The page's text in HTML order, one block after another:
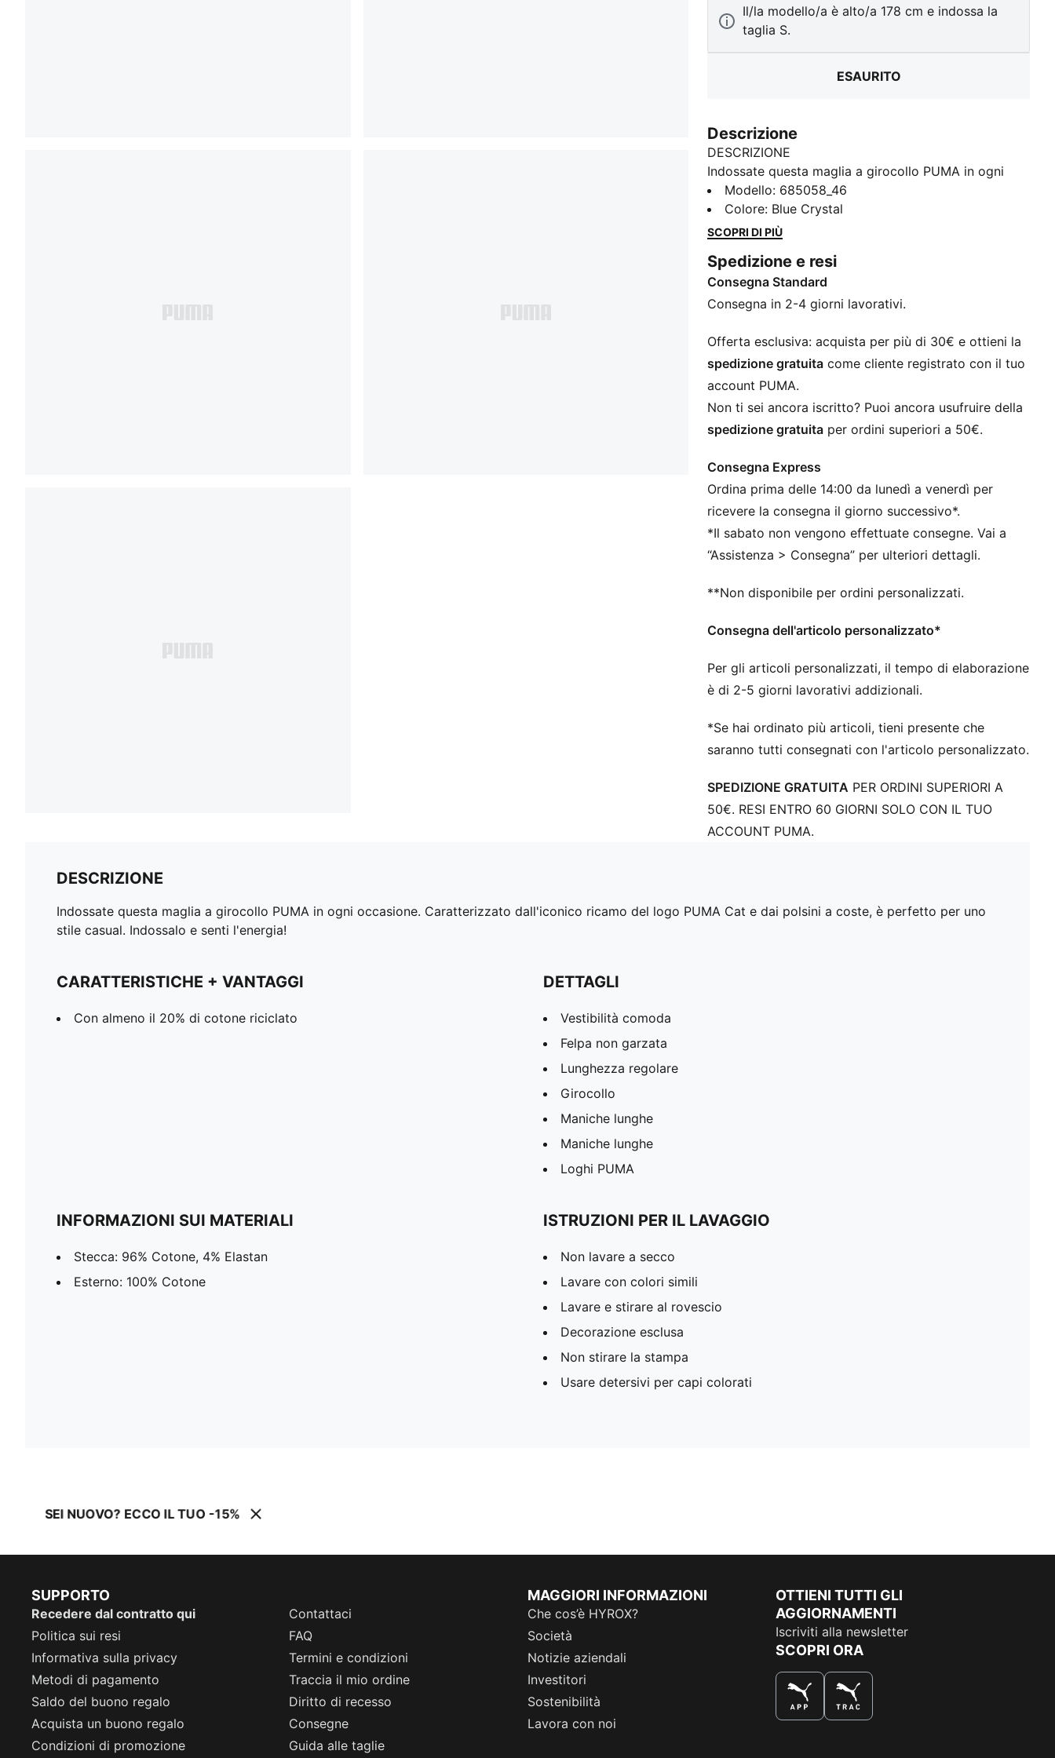
Il/la modello/a è alto/a 178 cm e indossa la
taglia S.
ESAURITO
Descrizione
DESCRIZIONE
Indossate questa maglia a girocollo PUMA in ogni
occasione. Caratterizzato dall'iconico ricamo del
logo PUMA Cat e dai polsini a coste, è perfetto per
uno stile casual. Indossalo e senti l'energia!
Con almeno il 20% di cotone riciclato
DETTAGLI
Vestibilità comoda
Lunghezza regolare
Girocollo
Maniche lunghe
Loghi PUMA
Modello: 685058_46
Colore: Blue Crystal
SCOPRI DI PIÙ
Spedizione e resi
Consegna Standard
Consegna in 2-4 giorni lavorativi.
Offerta esclusiva: acquista per più di 30€ e ottieni la
spedizione gratuita come cliente registrato con il tuo
account PUMA.
Non ti sei ancora iscritto? Puoi ancora usufruire della
spedizione gratuita per ordini superiori a 50€.
Consegna Express
Ordina prima delle 14:00 da lunedì a venerdì per
ricevere la consegna il giorno successivo*.
*Il sabato non vengono effettuate consegne. Vai a
“Assistenza > Consegna” per ulteriori dettagli.
**Non disponibile per ordini personalizzati.
Consegna dell'articolo personalizzato*
Per gli articoli personalizzati, il tempo di elaborazione
è di 2-5 giorni lavorativi addizionali.
*Se hai ordinato più articoli, tieni presente che
saranno tutti consegnati con l'articolo personalizzato.
SPEDIZIONE GRATUITA PER ORDINI SUPERIORI A
50€. RESI ENTRO 60 GIORNI SOLO CON IL TUO
ACCOUNT PUMA.
DESCRIZIONE
Indossate questa maglia a girocollo PUMA in ogni occasione. Caratterizzato dall'iconico ricamo del logo PUMA Cat e dai polsini a coste, è perfetto per uno
stile casual. Indossalo e senti l'energia!
CARATTERISTICHE + VANTAGGI
Con almeno il 20% di cotone riciclato
DETTAGLI
Vestibilità comoda
Felpa non garzata
Lunghezza regolare
Girocollo
Maniche lunghe
Maniche lunghe
Loghi PUMA
INFORMAZIONI SUI MATERIALI
Stecca: 96% Cotone, 4% Elastan
Esterno: 100% Cotone
ISTRUZIONI PER IL LAVAGGIO
Non lavare a secco
Lavare con colori simili
Lavare e stirare al rovescio
Decorazione esclusa
Non stirare la stampa
Usare detersivi per capi colorati
SEI NUOVO? ECCO IL TUO -15%
SUPPORTO
Recedere dal contratto qui
Contattaci
Politica sui resi
FAQ
Informativa sulla privacy
Termini e condizioni
Metodi di pagamento
Traccia il mio ordine
Saldo del buono regalo
Diritto di recesso
Acquista un buono regalo
Consegne
Condizioni di promozione
Guida alle taglie
MAGGIORI INFORMAZIONI
Che cos’è HYROX?
Società
Notizie aziendali
Investitori
Sostenibilità
Lavora con noi
OTTIENI TUTTI GLI
AGGIORNAMENTI
Iscriviti alla newsletter
SCOPRI ORA